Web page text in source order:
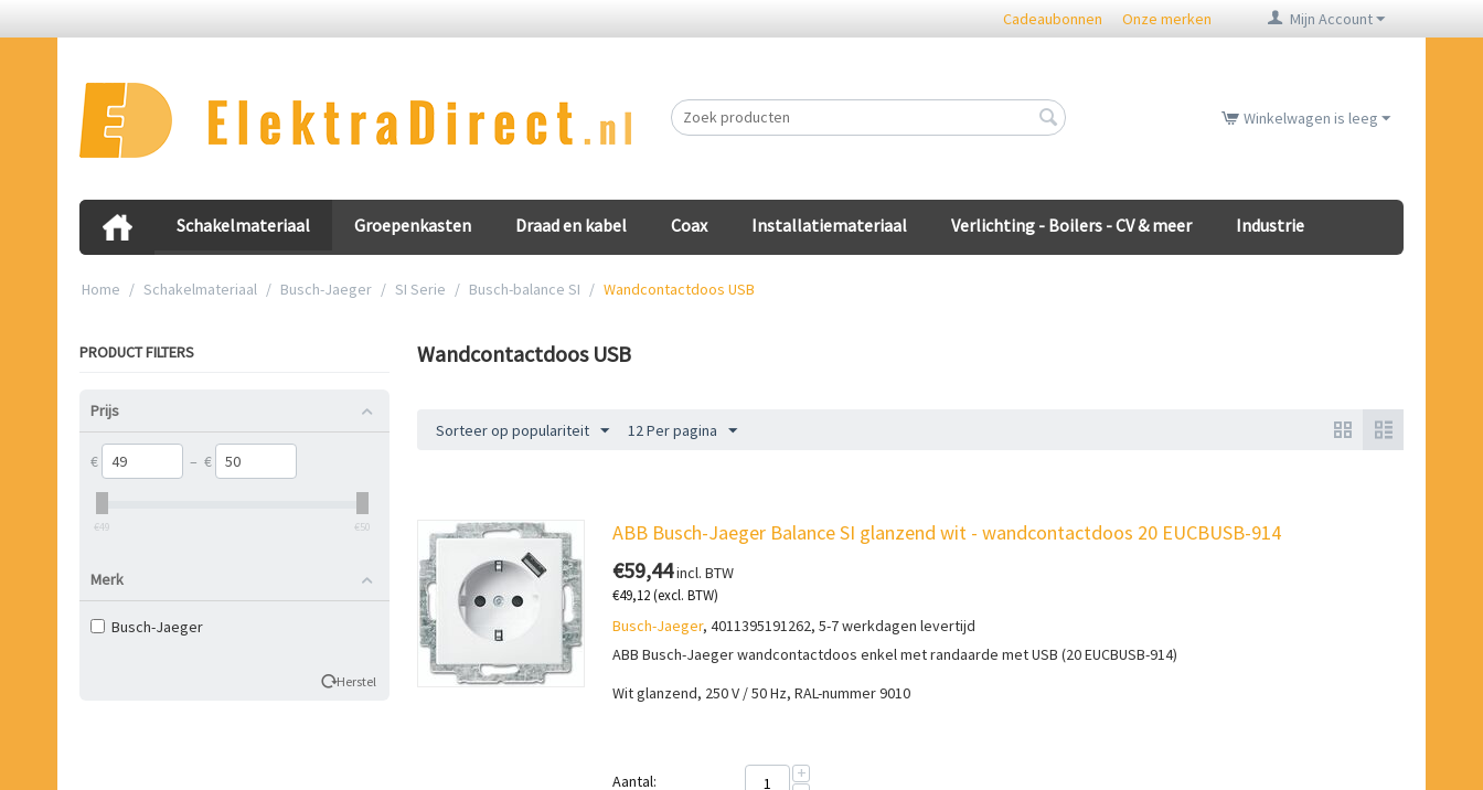
Mijn Account
Cadeaubonnen Onze merken
Winkelwagen is leeg
Schakelmateriaal Groepenkasten Draad en kabel Coax Installatiemateriaal Verlichting - Boilers - CV & meer Industrie
Home / Schakelmateriaal / Busch-Jaeger / SI Serie / Busch-balance SI / Wandcontactdoos USB
PRODUCT FILTERS
Prijs
€ – €
‎€49 ‎€50
Merk
Busch-Jaeger
Herstel
Wandcontactdoos USB
Sorteer op populariteit 12 Per pagina
ABB Busch-Jaeger Balance SI glanzend wit - wandcontactdoos 20 EUCBUSB-914
€59,44incl. BTW
€49,12(excl. BTW)
Busch-Jaeger, 4011395191262, 5-7 werkdagen levertijd
ABB Busch-Jaeger wandcontactdoos enkel met randaarde met USB (20 EUCBUSB-914)
Wit glanzend, 250 V / 50 Hz, RAL-nummer 9010
Aantal:
+